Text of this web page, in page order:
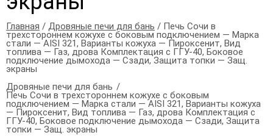
Главная / Дровяные печи для бань / Печь Сочи в
трехстороннем кожухе с боковым подключением — Марка
стали — AISI 321, Варианты кожуха — Пироксенит, Вид
топлива — Газ, дрова Комплектация с ГГУ-40, Боковое
подключение дымохода — Сзади, Защита топки — Защ.
экраны
Дровяные печи для бань
Печь Сочи в трехстороннем кожухе с боковым
подключением — Марка стали — AISI 321, Варианты кожуха
— Пироксенит, Вид топлива — Газ, дрова Комплектация с
ГГУ-40, Боковое подключение дымохода — Сзади, Защита
топки — Защ. экраны